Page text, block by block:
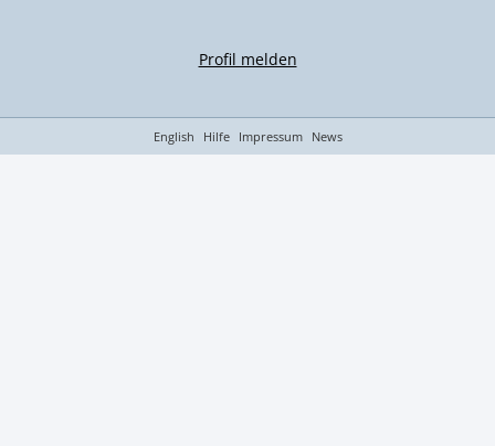
Profil melden
English Hilfe Impressum News